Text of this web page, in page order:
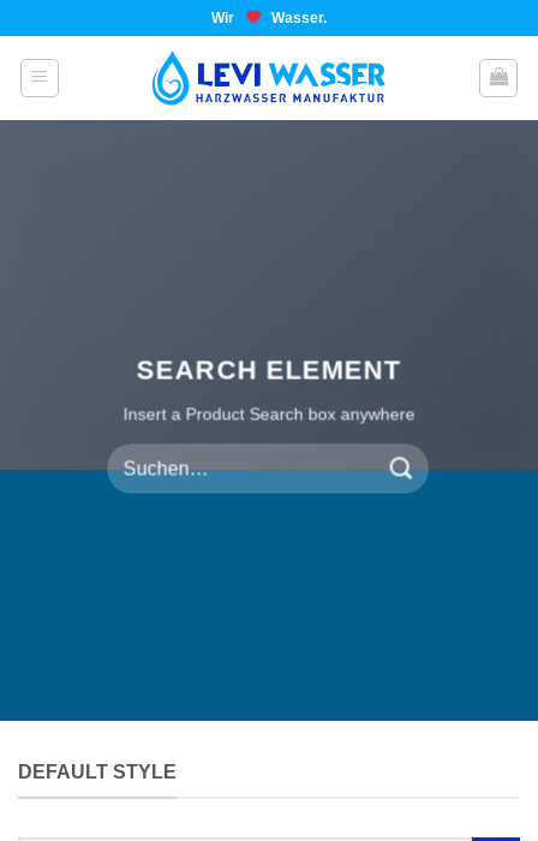
Wir Wasser.
SEARCH ELEMENT
Insert a Product Search box anywhere
DEFAULT STYLE